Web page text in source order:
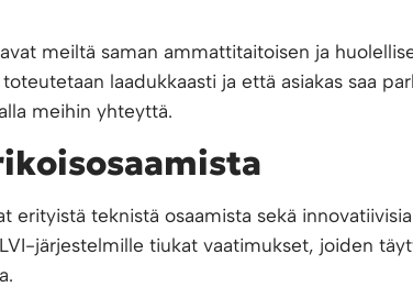
meiltä saman ammattitaitoisen ja
laadukkaasti ja että asiakas saa
meihin yhteyttä.
teknistä osaamista sekä
järjestelmille tiukat vaatimukset, joiden